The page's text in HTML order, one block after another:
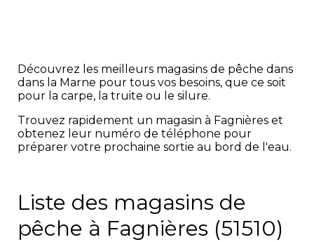
Découvrez les meilleurs magasins de pêche dans
dans la Marne pour tous vos besoins, que ce soit
pour la carpe, la truite ou le silure.
Trouvez rapidement un magasin à Fagnières et
obtenez leur numéro de téléphone pour
préparer votre prochaine sortie au bord de l'eau.
Liste des magasins de
pêche à Fagnières (51510)